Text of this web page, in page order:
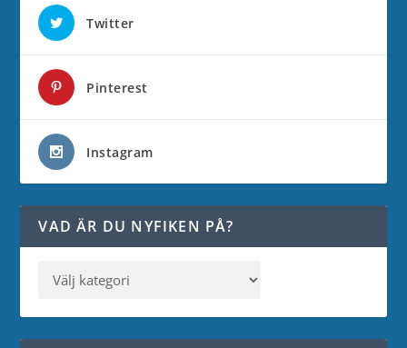
Twitter
Pinterest
Instagram
VAD ÄR DU NYFIKEN PÅ?